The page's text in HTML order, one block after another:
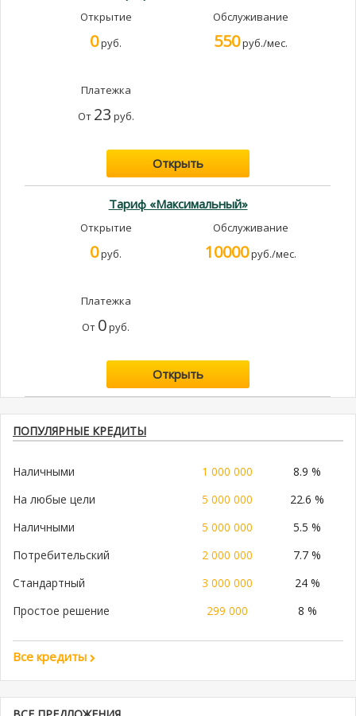
Открытие
0руб.
Обслуживание
550руб./мес.
Платежка
От 23 руб.
Открыть
Тариф «Максимальный»
Открытие
0руб.
Обслуживание
10000руб./мес.
Платежка
От 0руб.
Открыть
ПОПУЛЯРНЫЕ КРЕДИТЫ
Наличными 1 000 000
8.9 %
На любые цели
5 000 000
22.6 %
Наличными
5 000 000
5.5 %
Потребительский
2 000 000
7.7 %
Стандартный
3 000 000
24 %
Простое решение
299 000 8 %
Все кредиты